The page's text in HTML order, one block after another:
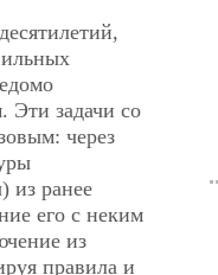
Эти задачи со
через
из ранее
его с неким
из
правила и